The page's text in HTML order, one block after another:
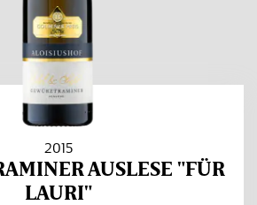
2015
AUSLESE "FÜR
LAURI"